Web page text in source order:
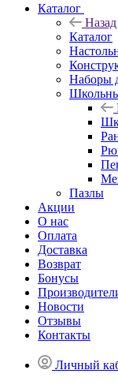
Каталог
Назад
Каталог
Наборы
Пазлы
Акции
О нас
Оплата
Доставка
Возврат
Бонусы
Новости
Отзывы
Контакты
Личный